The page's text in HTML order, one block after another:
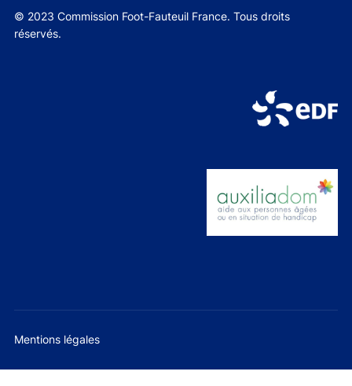
© 2023 Commission Foot-Fauteuil France. Tous droits
réservés.
Mentions légales